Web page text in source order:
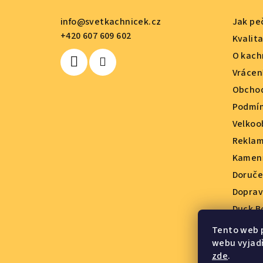
Tento web
webu
zde.
info@svetkachnicek.cz
+420 607 609 602
Jak
O
Duck